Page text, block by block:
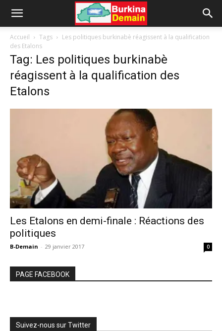
Accueil Tags
Les politiques burkinabè réagissent à la qualification
des Etalons
Tag: Les politiques burkinabè
réagissent à la qualification des
Etalons
Les Etalons en demi-finale : Réactions des
politiques
B-Demain - 29 janvier 2017 0
PAGE FACEBOOK
Suivez-nous sur Twitter